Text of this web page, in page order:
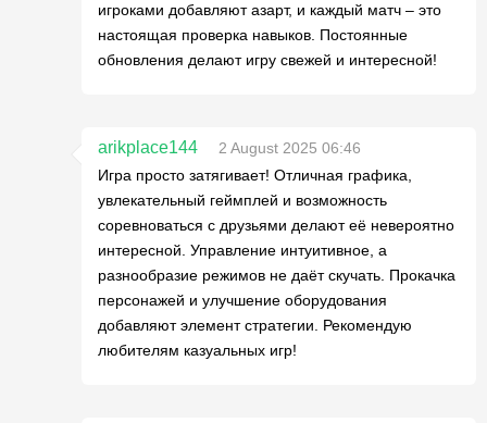
игроками добавляют азарт, и каждый матч – это
настоящая проверка навыков. Постоянные
обновления делают игру свежей и интересной!
arikplace144
2 August 2025 06:46
Игра просто затягивает! Отличная графика,
увлекательный геймплей и возможность
соревноваться с друзьями делают её невероятно
интересной. Управление интуитивное, а
разнообразие режимов не даёт скучать. Прокачка
персонажей и улучшение оборудования
добавляют элемент стратегии. Рекомендую
любителям казуальных игр!